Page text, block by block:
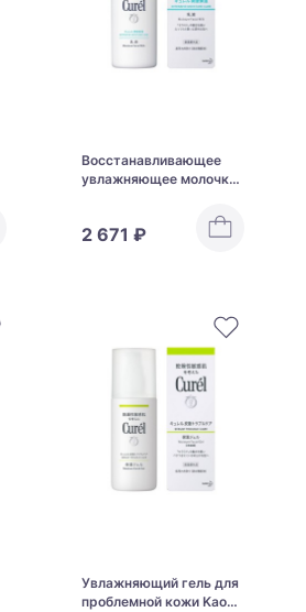
Восстанавливающее
увлажняющее молочко
2 671 ₽
Увлажняющий гель для
проблемной кожи Kao